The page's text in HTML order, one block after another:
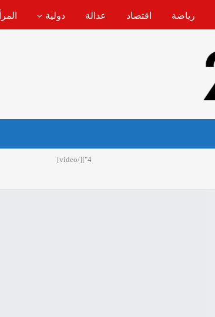
رياضة اقتصاد عدالة دولية
4"][/video]